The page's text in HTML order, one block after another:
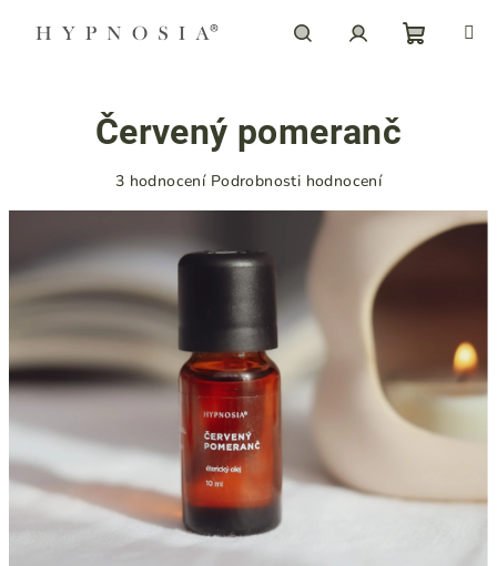
Červený pomeranč
5,0
hvězdiček.
3 hodnocení Podrobnosti hodnocení